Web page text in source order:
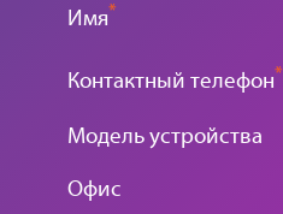
Имя*
Контактный телефон*
Модель устройства
Офис